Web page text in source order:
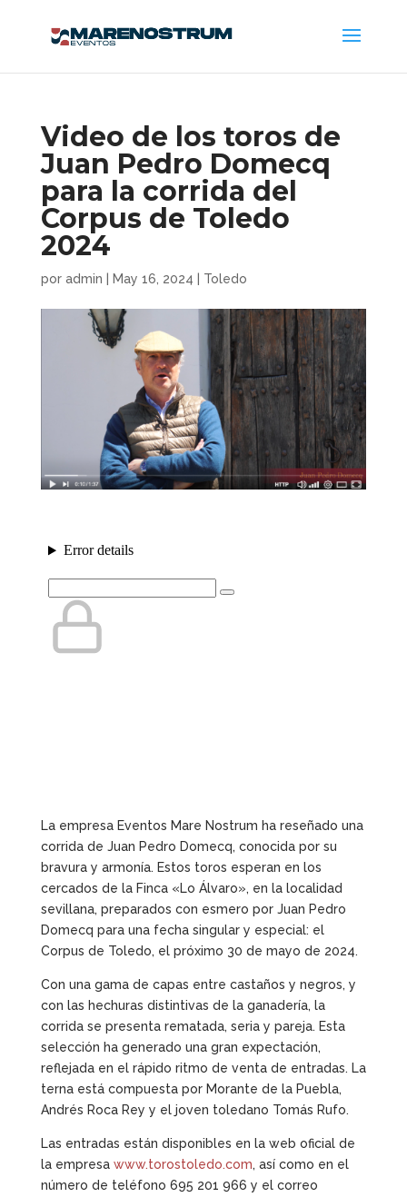
Video de los toros de
Juan Pedro Domecq
para la corrida del
Corpus de Toledo
2024
por admin May 16, 2024 Toledo
La empresa Eventos Mare Nostrum ha reseñado una
corrida de Juan Pedro Domecq, conocida por su
bravura y armonía. Estos toros esperan en los
cercados de la Finca «Lo Álvaro», en la localidad
sevillana, preparados con esmero por Juan Pedro
Domecq para una fecha singular y especial: el
Corpus de Toledo, el próximo 30 de mayo de 2024.
Con una gama de capas entre castaños y negros, y
con las hechuras distintivas de la ganadería, la
corrida se presenta rematada, seria y pareja. Esta
selección ha generado una gran expectación,
reflejada en el rápido ritmo de venta de entradas. La
terna está compuesta por Morante de la Puebla,
Andrés Roca Rey y el joven toledano Tomás Rufo.
Las entradas están disponibles en la web oficial de
la empresa www.torostoledo.com, así como en el
número de teléfono 695 201 966 y el correo